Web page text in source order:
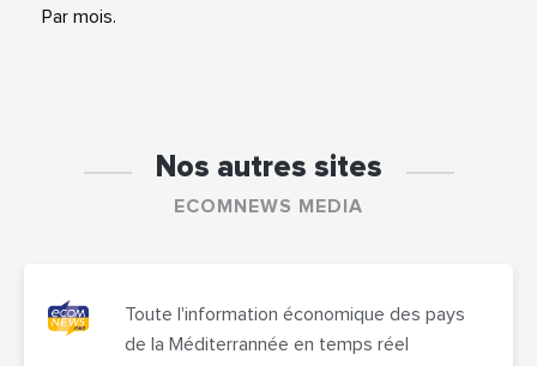
Par mois.
Nos autres sites
ECOMNEWS MEDIA
Toute l'information économique des pays
de la Méditerrannée en temps réel